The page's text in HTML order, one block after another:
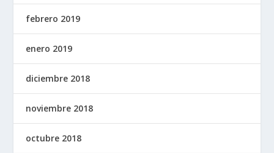
febrero 2019
enero 2019
diciembre 2018
noviembre 2018
octubre 2018